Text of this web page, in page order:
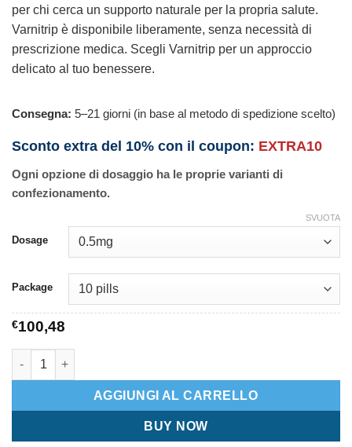
per chi cerca un supporto naturale per la propria salute.
Varnitrip è disponibile liberamente, senza necessità di
prescrizione medica. Scegli Varnitrip per un approccio
delicato al tuo benessere.
Consegna: 5–21 giorni (in base al metodo di spedizione scelto)
Sconto extra del 10% con il coupon: EXTRA10
Ogni opzione di dosaggio ha le proprie varianti di
confezionamento.
Dosage
Package
SVUOTA
€100,48
Varnitrip quantità
AGGIUNGI AL CARRELLO
BUY NOW